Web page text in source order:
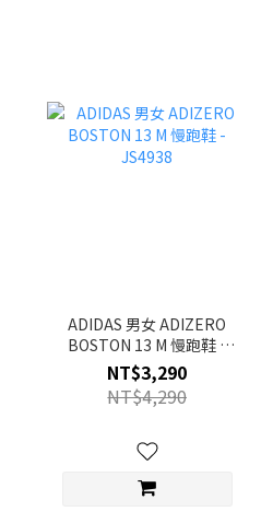
ADIDAS 男女 ADIZERO
BOSTON 13 M 慢跑鞋 -
JS4938
NT$3,290
NT$4,290